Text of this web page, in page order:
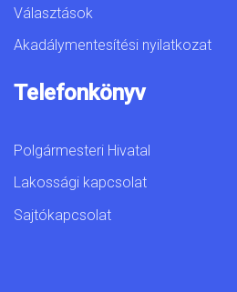
Választások
Akadálymentesítési nyilatkozat
Telefonkönyv
Polgármesteri Hivatal
Lakossági kapcsolat
Sajtókapcsolat